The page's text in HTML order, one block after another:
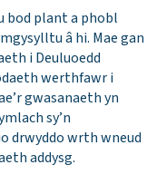
bod plant a phobl
â hi. Mae gan
i Deuluoedd
werthfawr i
gwasanaeth yn
sy’n
drwyddo wrth wneud
addysg.